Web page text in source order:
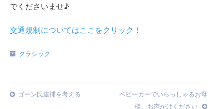
でくださいませ♪
交通規制についてはここをクリック！
クラシック
Post
ゴーン氏逮捕を考える
ベビーカーでいらっしゃるお母
様、お声がけください